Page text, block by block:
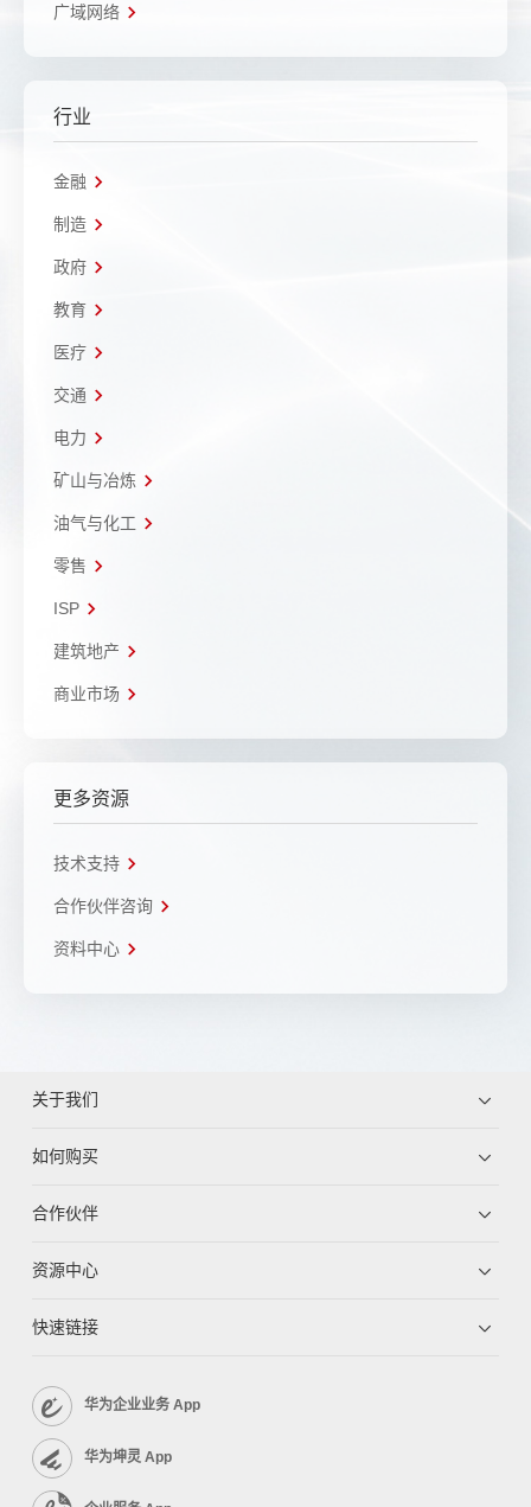
广域网络
行业
金融
制造
政府
教育
医疗
交通
电力
矿山与冶炼
油气与化工
零售
ISP
建筑地产
商业市场
更多资源
技术支持
合作伙伴咨询
资料中心
关于我们
如何购买
合作伙伴
资源中心
快速链接
华为企业业务 App
华为坤灵 App